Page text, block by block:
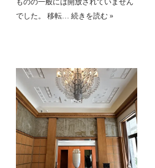
ものの一般には開放されていません
でした。 移転… 続きを読む »